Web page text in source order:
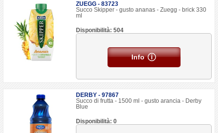
ZUEGG - 83723
Succo Skipper - gusto ananas - Zuegg - brick 330
ml
Disponibilità: 504
Info
DERBY - 97867
Succo di frutta - 1500 ml - gusto arancia - Derby
Blue
Disponibilità: 0